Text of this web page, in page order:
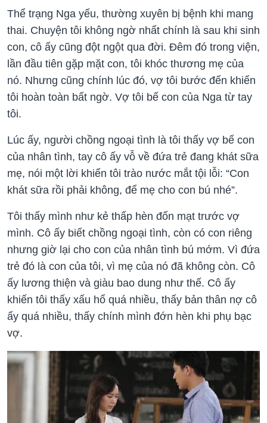
Thể trạng Nga yếu, thường xuyên bị bệnh khi mang
thai. Chuyện tôi không ngờ nhất chính là sau khi sinh
con, cô ấy cũng đột ngột qua đời. Đêm đó trong viện,
lần đầu tiên gặp mặt con, tôi khóc thương mẹ của
nó. Nhưng cũng chính lúc đó, vợ tôi bước đến khiến
tôi hoàn toàn bất ngờ. Vợ tôi bế con của Nga từ tay
tôi.
Lúc ấy, người chồng ngoại tình là tôi thấy vợ bế con
của nhân tình, tay cô ấy vỗ về đứa trẻ đang khát sữa
mẹ, nói một lời khiến tôi trào nước mắt tội lỗi: “Con
khát sữa rồi phải không, để mẹ cho con bú nhé”.
Tôi thấy mình như kẻ thấp hèn đốn mạt trước vợ
mình. Cô ấy biết chồng ngoại tình, còn có con riêng
nhưng giờ lại cho con của nhân tình bú mớm. Vì đứa
trẻ đó là con của tôi, vì mẹ của nó đã không còn. Cô
ấy lương thiện và giàu bao dung như thế. Cô ấy
khiến tôi thấy xấu hổ quá nhiều, thấy bản thân nợ cô
ấy quá nhiều, thấy chính mình đớn hèn khi phụ bạc
vợ.